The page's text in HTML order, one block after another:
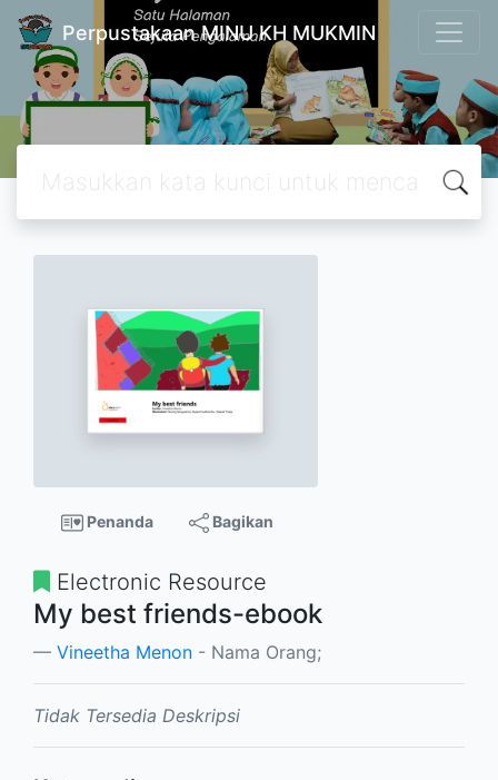
Perpustakaan MINU KH MUKMIN
Penanda Bagikan
Electronic Resource
My best friends-ebook
Vineetha Menon - Nama Orang;
Tidak Tersedia Deskripsi